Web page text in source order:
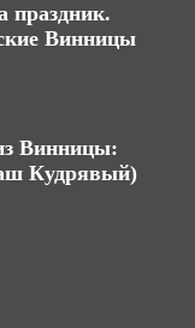
праздник.
Винницы
Винницы:
Кудрявый)